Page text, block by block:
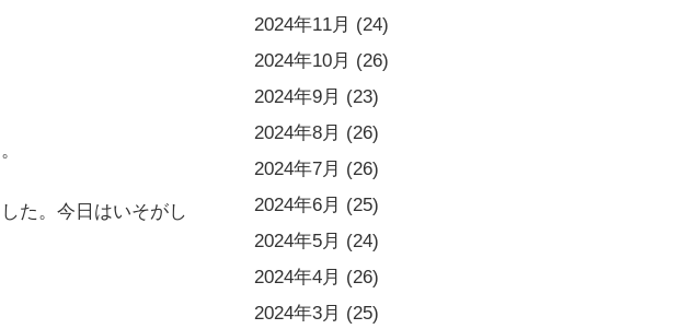
た。今日はいそがし
2024年11月 (24)
2024年10月 (26)
2024年9月 (23)
2024年8月 (26)
2024年7月 (26)
2024年6月 (25)
2024年5月 (24)
2024年4月 (26)
2024年3月 (25)